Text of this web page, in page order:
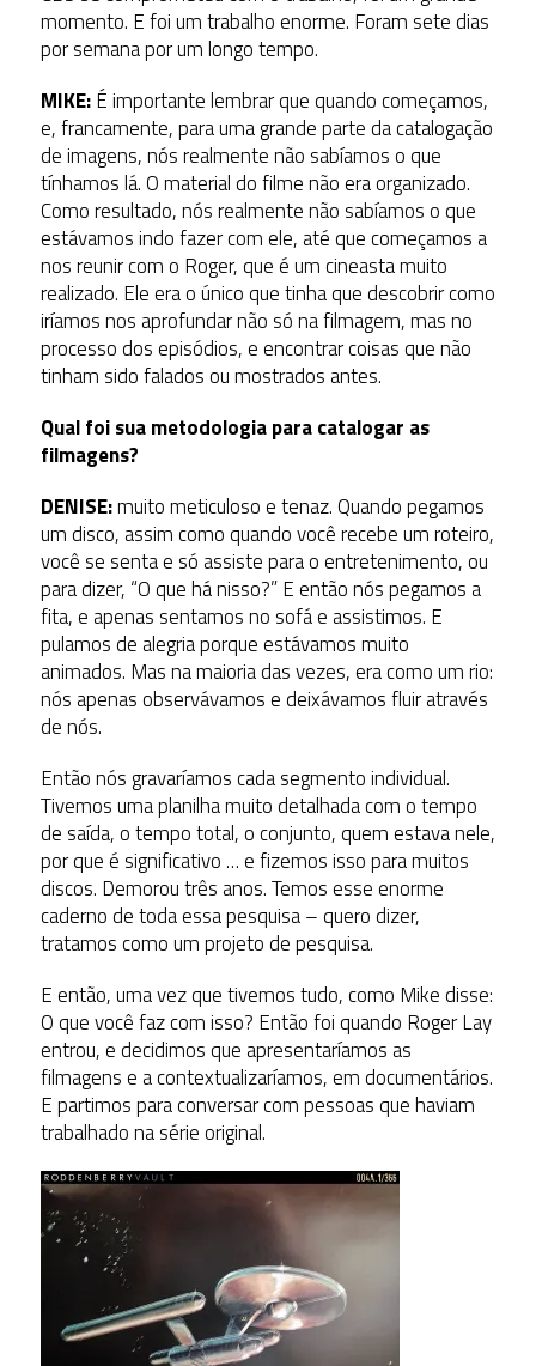
momento. E foi um trabalho enorme. Foram sete dias
por semana por um longo tempo.
MIKE:É importante lembrar que quando começamos,
e, francamente, para uma grande parte da catalogação
de imagens, nós realmente não sabíamos o que
tínhamos lá. O material do filme não era organizado.
Como resultado, nós realmente não sabíamos o que
estávamos indo fazer com ele, até que começamos a
nos reunir com o Roger, que é um cineasta muito
realizado. Ele era o único que tinha que descobrir como
iríamos nos aprofundar não só na filmagem, mas no
processo dos episódios, e encontrar coisas que não
tinham sido falados ou mostrados antes.
Qual foi sua metodologia para catalogar as
filmagens?
DENISE:muito meticuloso e tenaz. Quando pegamos
um disco, assim como quando você recebe um roteiro,
você se senta e só assiste para o entretenimento, ou
para dizer, “O que há nisso?” E então nós pegamos a
fita, e apenas sentamos no sofá e assistimos. E
pulamos de alegria porque estávamos muito
animados. Mas na maioria das vezes, era como um rio:
nós apenas observávamos e deixávamos fluir através
de nós.
Então nós gravaríamos cada segmento individual.
Tivemos uma planilha muito detalhada com o tempo
de saída, o tempo total, o conjunto, quem estava nele,
por que é significativo … e fizemos isso para muitos
discos. Demorou três anos. Temos esse enorme
caderno de toda essa pesquisa – quero dizer,
tratamos como um projeto de pesquisa.
E então, uma vez que tivemos tudo, como Mike disse:
O que você faz com isso? Então foi quando Roger Lay
entrou, e decidimos que apresentaríamos as
filmagens e a contextualizaríamos, em documentários.
E partimos para conversar com pessoas que haviam
trabalhado na série original.